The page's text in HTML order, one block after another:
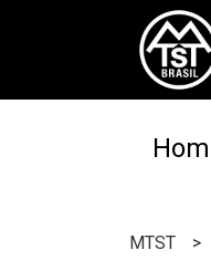
MTST >